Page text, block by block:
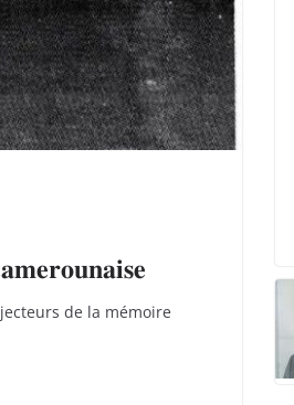
de la mémoire